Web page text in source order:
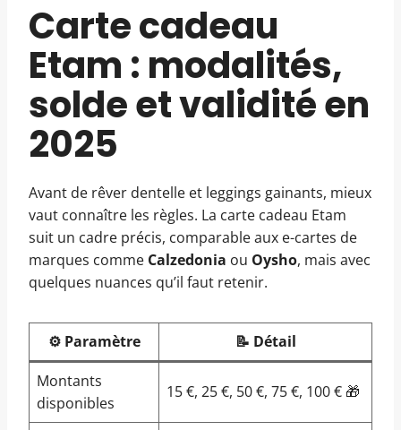
Carte cadeau
Etam : modalités,
solde et validité en
2025
Avant de rêver dentelle et leggings gainants, mieux
vaut connaître les règles. La carte cadeau Etam
suit un cadre précis, comparable aux e-cartes de
marques comme Calzedonia ou Oysho, mais avec
quelques nuances qu’il faut retenir.
⚙️ Paramètre
📝 Détail
Montants
disponibles
15 €, 25 €, 50 €, 75 €, 100 € 🎁